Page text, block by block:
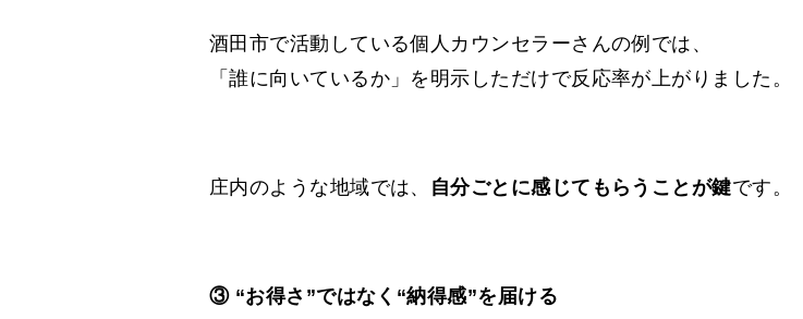
酒田市で活動している個人カウンセラーさんの例では、
「誰に向いているか」を明示しただけで反応率が上がりました。
庄内のような地域では、 自分ごとに感じてもらうことが鍵です。
③ “お得さ”ではなく“納得感”を届ける